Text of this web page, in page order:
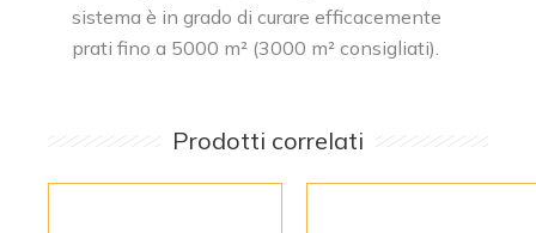
sistema è in grado di curare efficacemente
prati fino a 5000 m² (3000 m² consigliati).
Prodotti correlati